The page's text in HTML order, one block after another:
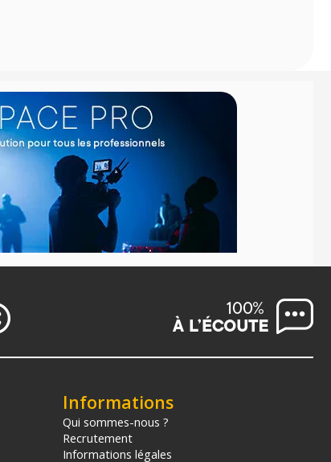
Informations
Qui sommes-nous ?
Recrutement
Informations légales